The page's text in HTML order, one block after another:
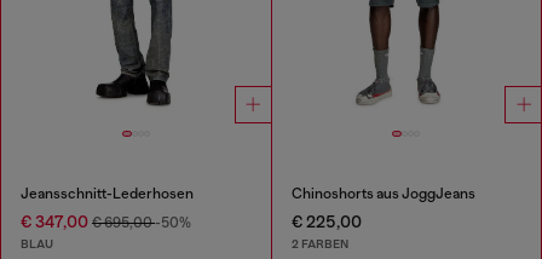
Jeansschnitt-Lederhosen
€ 347,00 € 695,00-50%
BLAU
Chinoshorts aus JoggJeans
€ 225,00
2 FARBEN